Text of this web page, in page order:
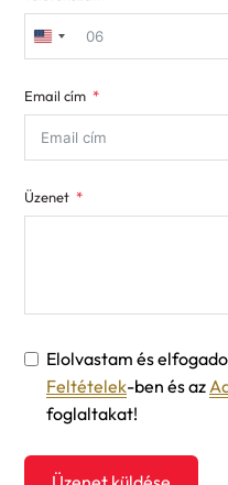
United
+1
Email cím
Üzenet
Elolvastam és
Feltételek-ben és az
foglaltakat!